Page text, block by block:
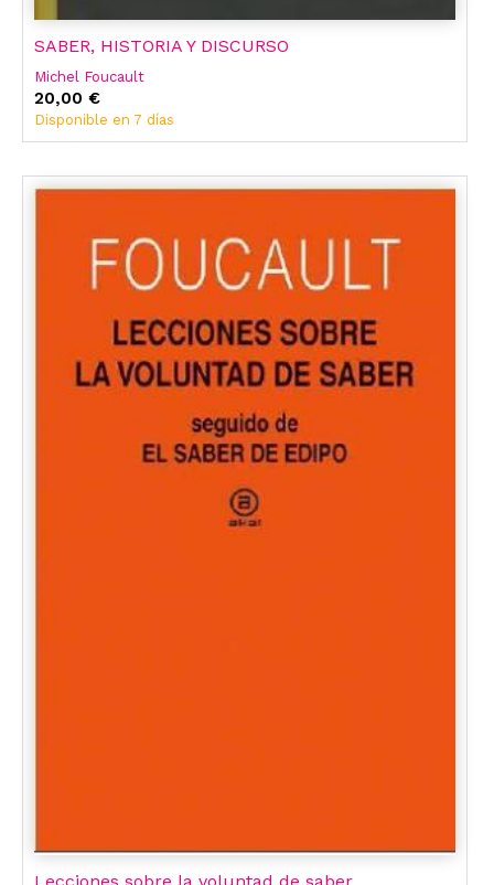
SABER, HISTORIA Y DISCURSO
Michel Foucault
20,00 €
Disponible en 7 días
Lecciones sobre la voluntad de saber